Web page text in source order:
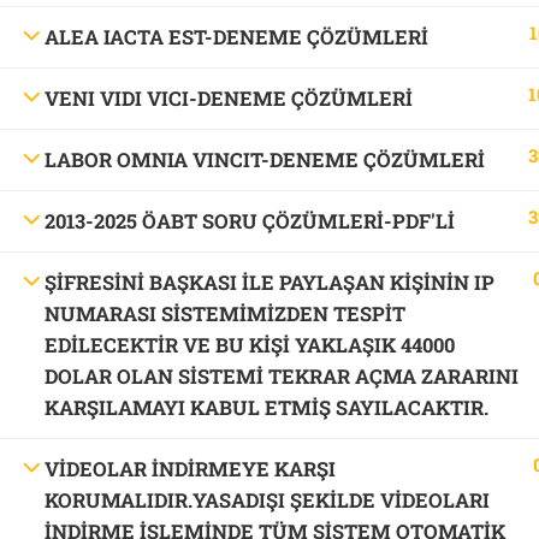
ALEA IACTA EST-DENEME ÇÖZÜMLERİ
VENI VIDI VICI-DENEME ÇÖZÜMLERİ
LABOR OMNIA VINCIT-DENEME ÇÖZÜMLERİ
2013-2025 ÖABT SORU ÇÖZÜMLERİ-PDF'LI
ŞİFRESİNİ BAŞKASI İLE PAYLAŞAN KİŞİNİN IP
NUMARASI SİSTEMİMİZDEN TESPİT
EDİLECEKTİR VE BU KİŞİ YAKLAŞIK 44000
DOLAR OLAN SİSTEMİ TEKRAR AÇMA ZARARINI
KARŞILAMAYI KABUL ETMİŞ SAYILACAKTIR.
VİDEOLAR İNDİRMEYE KARŞI
KORUMALIDIR.YASADIŞI ŞEKİLDE VİDEOLARI
İNDİRME İŞLEMİNDE TÜM SİSTEM OTOMATİK